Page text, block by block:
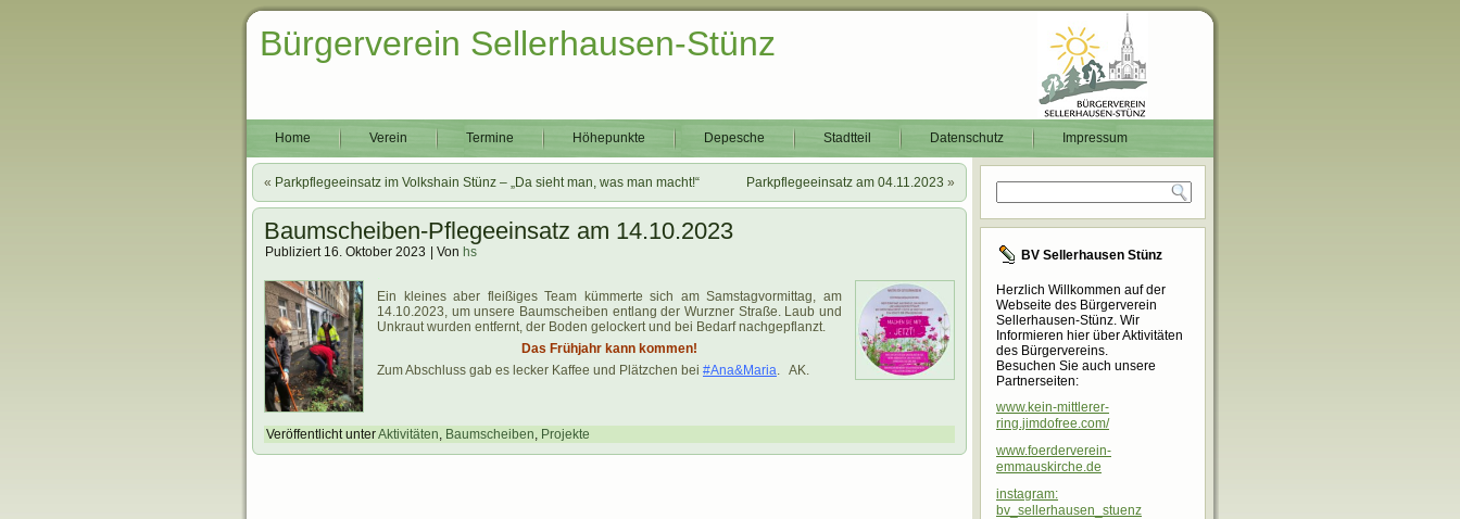
Bürgerverein Sellerhausen-Stünz
Home Verein Termine Höhepunkte Depesche Stadtteil Datenschutz Impressum
« Parkpflegeeinsatz im Volkshain Stünz –­ „Da sieht man, was man macht!“ Parkpflegeeinsatz am 04.11.2023 »
Baumscheiben-Pflegeeinsatz am 14.10.2023
Publiziert 16. Oktober 2023 Von hs
Ein kleines aber fleißiges Team kümmerte sich am Samstagvormittag, am
14.10.2023, um unsere Baumscheiben entlang der Wurzner Straße. Laub und
Unkraut wurden entfernt, der Boden gelockert und bei Bedarf nachgepflanzt.
Das Frühjahr kann kommen!
Zum Abschluss gab es lecker Kaffee und Plätzchen bei #Ana&Maria. AK.
Veröffentlicht unterAktivitäten, Baumscheiben, Projekte
BV Sellerhausen Stünz
Herzlich Willkommen auf der
Webseite des Bürgerverein
Sellerhausen-Stünz. Wir
Informieren hier über Aktivitäten
des Bürgervereins.
Besuchen Sie auch unsere
Partnerseiten:
www.kein-mittlerer-
ring.jimdofree.com/
www.foerderverein-
emmauskirche.de
instagram:
bv_sellerhausen_stuenz